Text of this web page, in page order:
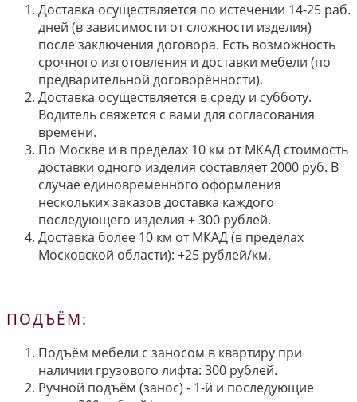
Доставка осуществляется по истечении 14-25 раб.
дней (в зависимости от сложности изделия)
после заключения договора. Есть возможность
срочного изготовления и доставки мебели (по
предварительной договорённости).
Доставка осуществляется в среду и субботу.
Водитель свяжется с вами для согласования
времени.
По Москве и в пределах 10 км от МКАД стоимость
доставки одного изделия составляет 2000 руб. В
случае единовременного оформления
нескольких заказов доставка каждого
последующего изделия + 300 рублей.
Доставка более 10 км от МКАД (в пределах
Московской области): +25 рублей/км.
ПОДЪЁМ:
Подъём мебели с заносом в квартиру при
наличии грузового лифта: 300 рублей.
Ручной подъём (занос) - 1-й и последующие